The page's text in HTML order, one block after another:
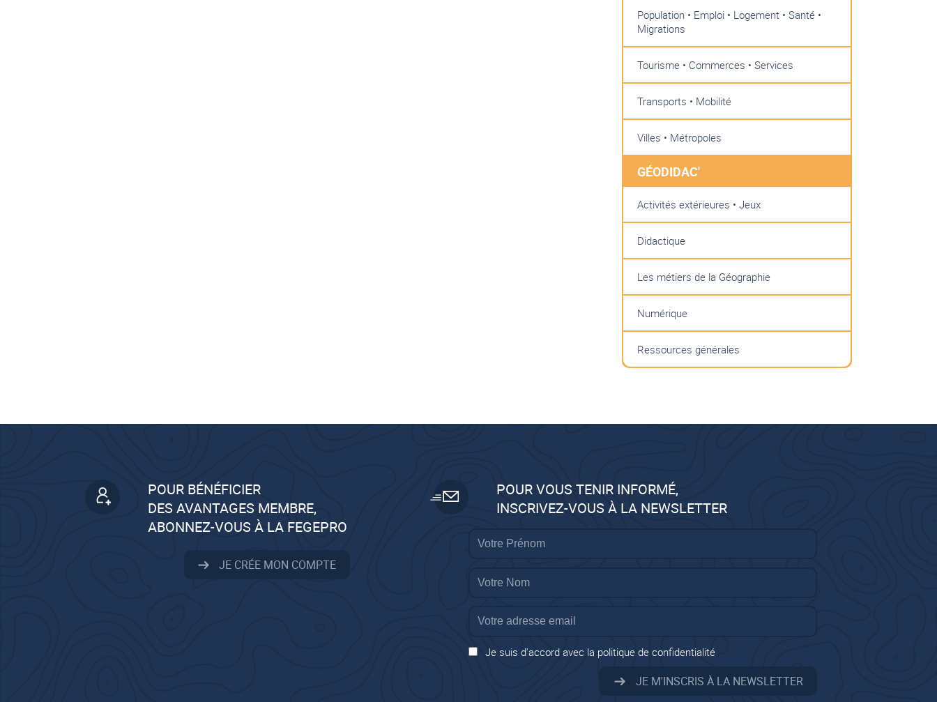
Population • Emploi • Logement • Santé •
Migrations
Tourisme • Commerces • Services
Transports • Mobilité
Villes • Métropoles
GÉODIDAC'
Activités extérieures • Jeux
Didactique
Les métiers de la Géographie
Numérique
Ressources générales
POUR BÉNÉFICIER
DES AVANTAGES MEMBRE,
ABONNEZ-VOUS À LA FEGEPRO
JE CRÉE MON COMPTE
POUR VOUS TENIR INFORMÉ,
INSCRIVEZ-VOUS À LA NEWSLETTER
Je suis d'accord avec la politique de confidentialité